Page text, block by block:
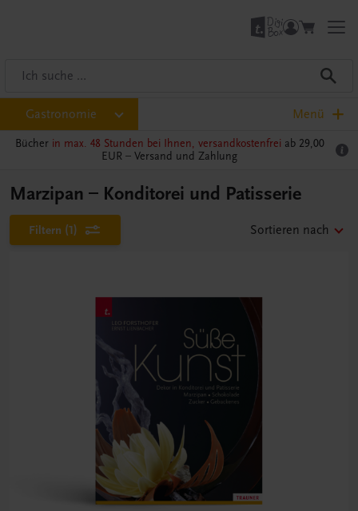
Gastronomie Menü
Bücher in max. 48 Stunden bei Ihnen, versandkostenfrei ab 29,00
EUR – Versand und Zahlung
Marzipan – Konditorei und Patisserie
Filtern (1) Sortieren nach